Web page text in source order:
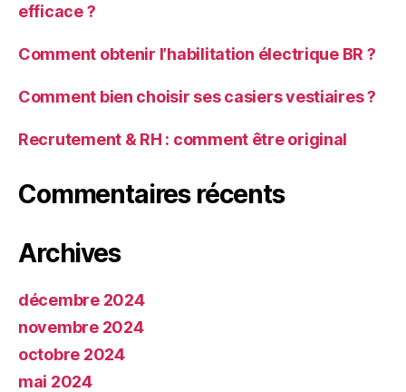
efficace ?
Comment obtenir l’habilitation électrique BR ?
Comment bien choisir ses casiers vestiaires ?
Recrutement & RH : comment être original
Commentaires récents
Archives
décembre 2024
novembre 2024
octobre 2024
mai 2024